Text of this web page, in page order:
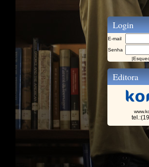
Login
E-mail
Senha
|
Editora